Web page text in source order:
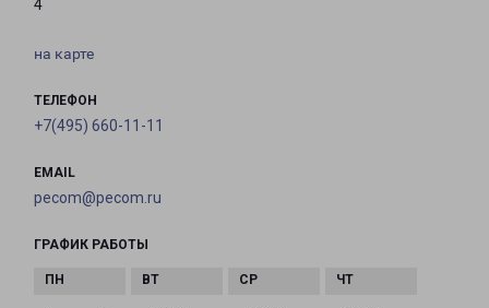
4
на карте
ТЕЛЕФОН
+7(495) 660-11-11
EMAIL
pecom@pecom.ru
ГРАФИК РАБОТЫ